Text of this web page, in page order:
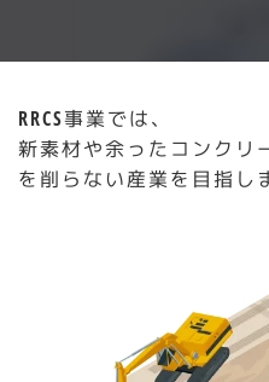
RRCS事業では、
新素材や余ったコンクリ
を削らない産業を目指し